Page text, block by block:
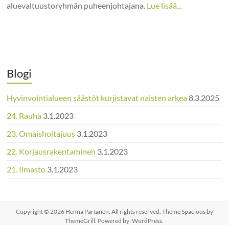
aluevaltuustoryhmän puheenjohtajana. Lue lisää...
Blogi
Hyvinvointialueen säästöt kurjistavat naisten arkea8.3.2025
24. Rauha 3.1.2023
23. Omaishoitajuus 3.1.2023
22. Korjausrakentaminen 3.1.2023
21. Ilmasto 3.1.2023
Copyright © 2026 Henna Partanen. All rights reserved. ThemeSpaciousby
ThemeGrill. Powered by:WordPress.